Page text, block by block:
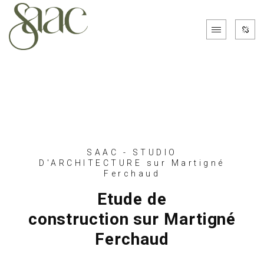
SAAC - STUDIO
D'ARCHITECTURE sur Martigné
Ferchaud
Etude de
construction sur Martigné
Ferchaud